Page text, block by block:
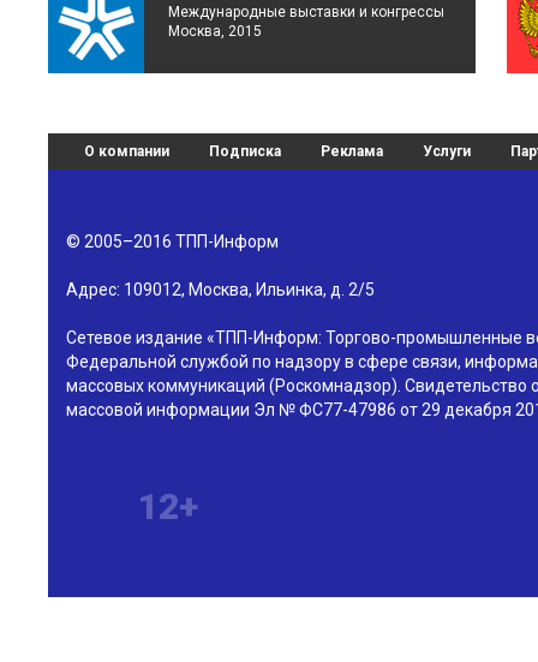
Международные выставки и конгрессы
Москва, 2015
О компании Подписка Реклама Услуги
© 2005–2016 ТПП-Информ
Адрес: 109012, Москва, Ильинка, д. 2/5
Сетевое издание «ТПП-Информ: Торгово-промышленные
Федеральной службой по надзору в сфере связи,
массовых коммуникаций (Роскомнадзор). Свидетельство
массовой информации Эл № ФС77-47986 от 29 декабря
12+